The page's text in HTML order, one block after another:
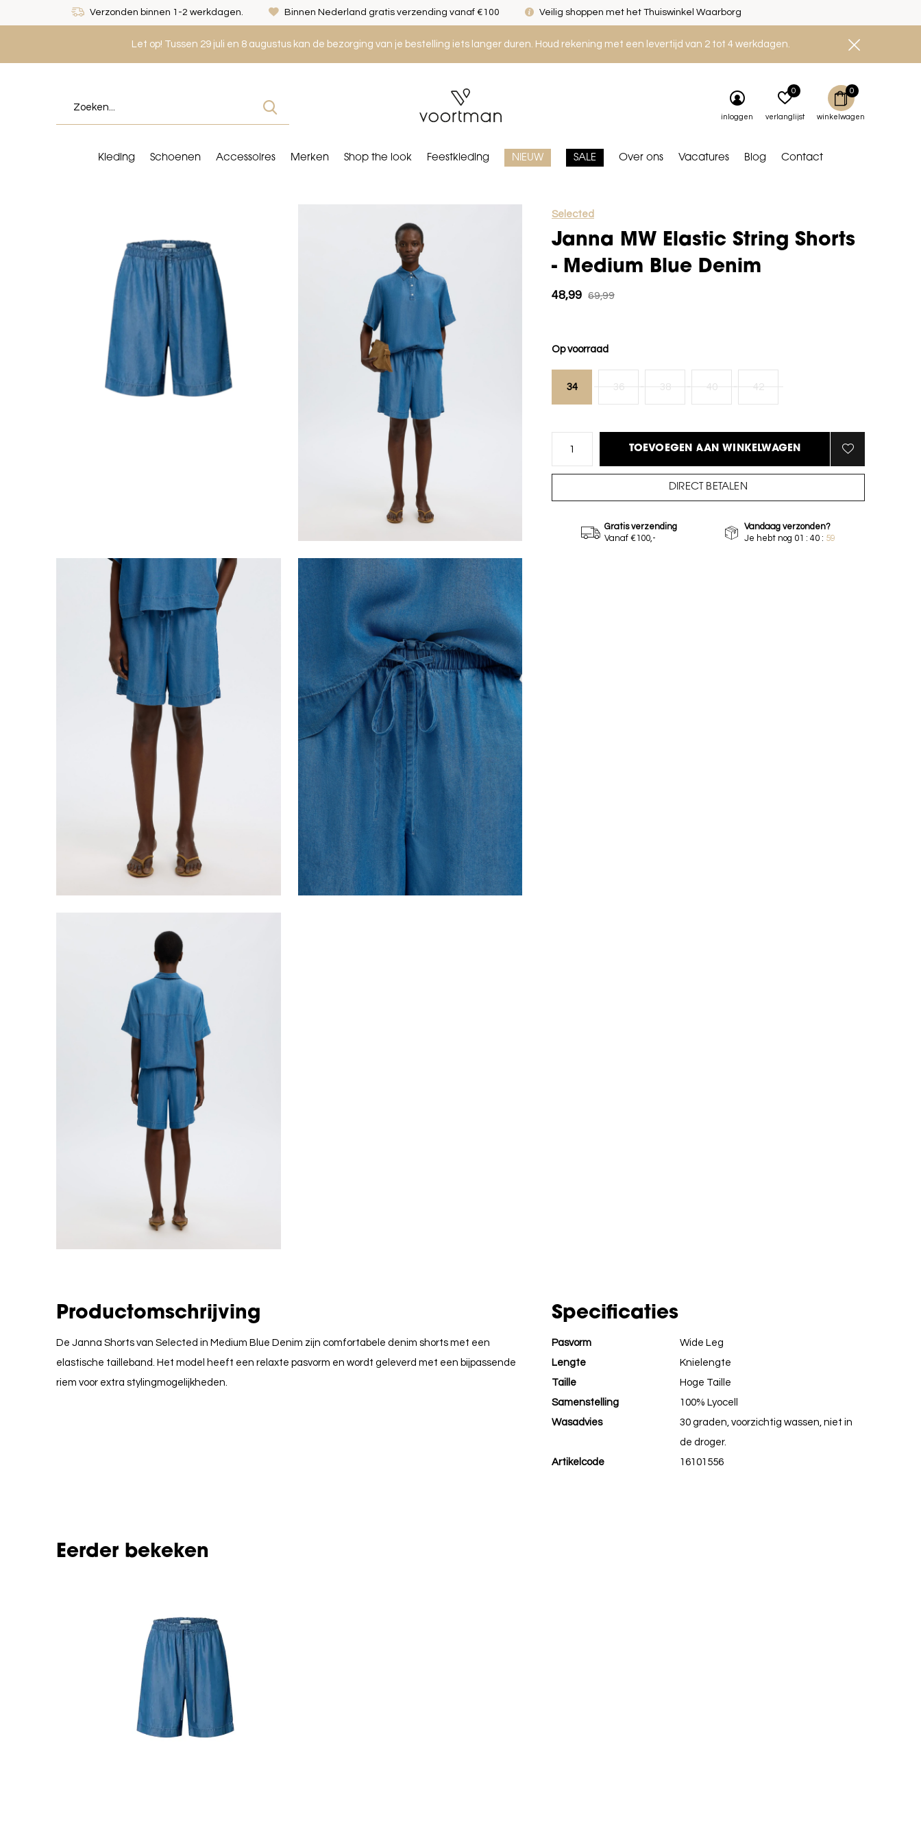
Let op! Tussen 29 juli en 8 augustus kan de bezorging van je bestelling iets langer duren. Houd rekening met een levertijd van 2 tot 4 werkdagen.
Kleding Schoenen Accessoires Merken Shop the look Feestkleding NIEUW SALE Over ons Vacatures Blog Contact
inloggen verlanglijst
0
winkelwagen
0
Verzonden binnen 1-2 werkdagen. Binnen Nederland gratis verzending vanaf €100 Veilig shoppen met het Thuiswinkel Waarborg
Selected
Janna MW Elastic String Shorts
- Medium Blue Denim
48,99 69,99
Op voorraad
34 36 38 40 42
TOEVOEGEN AAN WINKELWAGEN
DIRECT BETALEN
Gratis verzending
Vanaf €100,-
Vandaag verzonden?
Je hebt nog 01 : 40 : 58
Productomschrijving
De Janna Shorts van Selected in Medium Blue Denim zijn comfortabele denim shorts met een
elastische tailleband. Het model heeft een relaxte pasvorm en wordt geleverd met een bijpassende
riem voor extra stylingmogelijkheden.
Specificaties
Pasvorm
Wide Leg
Lengte
Knielengte
Taille
Hoge Taille
Samenstelling
100% Lyocell
Wasadvies
30 graden, voorzichtig wassen, niet in
de droger.
Artikelcode
16101556
Eerder bekeken